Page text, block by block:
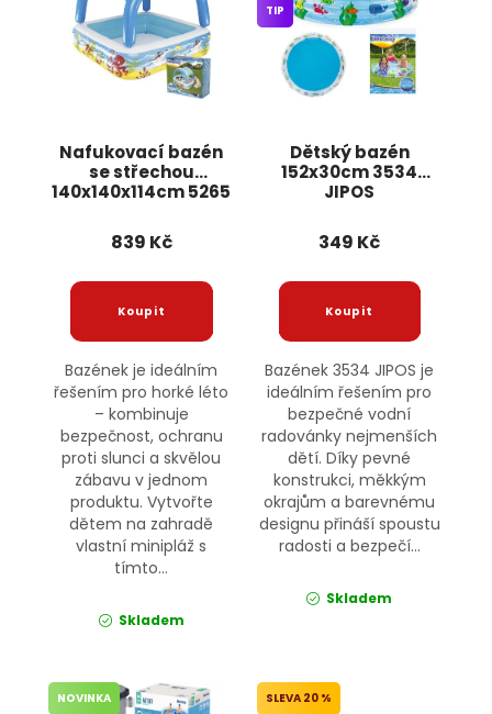
Nafukovací bazén
se střechou
140x140x114cm 5265
839 Kč
Bazének je ideálním
řešením pro horké léto
– kombinuje
bezpečnost, ochranu
proti slunci a skvělou
zábavu v jednom
produktu. Vytvořte
dětem na zahradě
vlastní minipláž s
tímto...
Skladem
Dětský bazén
152x30cm 3534
JIPOS
TIP
349 Kč
Bazének 3534 JIPOS je
ideálním řešením pro
bezpečné vodní
radovánky nejmenších
dětí. Díky pevné
konstrukci, měkkým
okrajům a barevnému
designu přináší spoustu
radosti a bezpečí...
Skladem
NOVINKA 20 %